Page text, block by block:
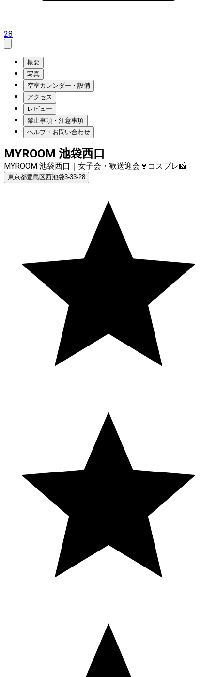
28
概要
写真
空室カレンダー・設備
アクセス
レビュー
禁止事項・注意事項
ヘルプ・お問い合わせ
MYROOM 池袋西口
MYROOM 池袋西口｜女子会・歓送迎会🍷コスプレ📸
東京都豊島区西池袋3-33-28